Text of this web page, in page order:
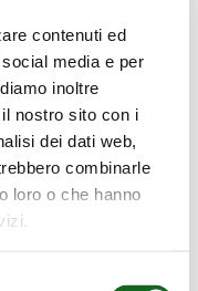
contenuti ed
media e per
inoltre
nostro sito con i
dei dati web,
combinarle
loro o che hanno